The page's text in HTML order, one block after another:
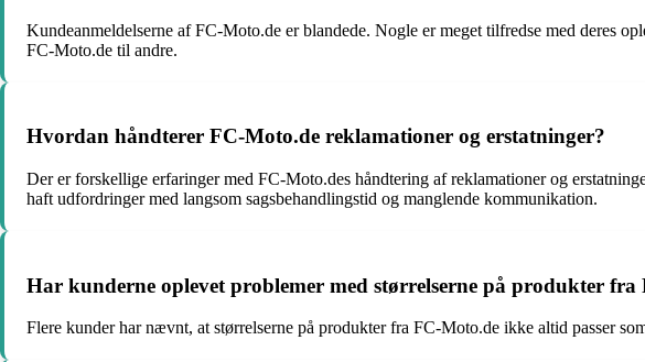
Kundeanmeldelserne af FC-Moto.de er blandede. Nogle er meget tilfredse med deres
FC-Moto.de til andre.
Hvordan håndterer FC-Moto.de reklamationer og erstatninger?
Der er forskellige erfaringer med FC-Moto.des håndtering af reklamationer og
haft udfordringer med langsom sagsbehandlingstid og manglende kommunikation.
Har kunderne oplevet problemer med størrelserne på produkter fra
Flere kunder har nævnt, at størrelserne på produkter fra FC-Moto.de ikke altid passer